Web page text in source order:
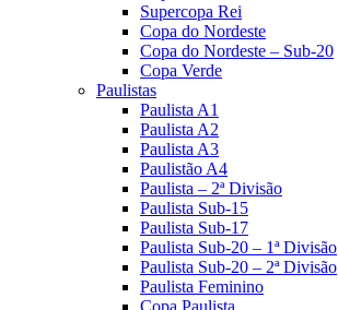
Supercopa Rei
Copa do Nordeste
Copa do Nordeste – Sub-20
Copa Verde
Paulistas
Paulista A1
Paulista A2
Paulista A3
Paulistão A4
Paulista – 2ª Divisão
Paulista Sub-15
Paulista Sub-17
Paulista Sub-20 – 1ª Divisão
Paulista Sub-20 – 2ª Divisão
Paulista Feminino
Copa Paulista